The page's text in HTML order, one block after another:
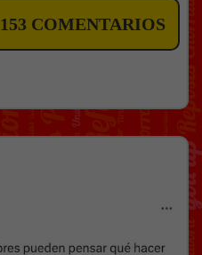
153 COMENTARIOS